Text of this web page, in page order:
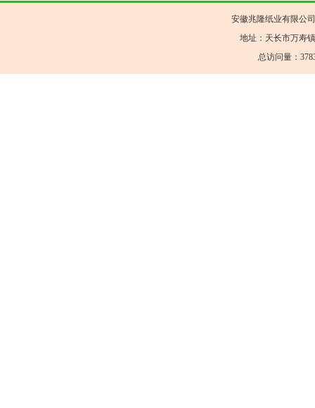
安徽兆隆纸业有限公
地址：天长市万寿
总访问量：